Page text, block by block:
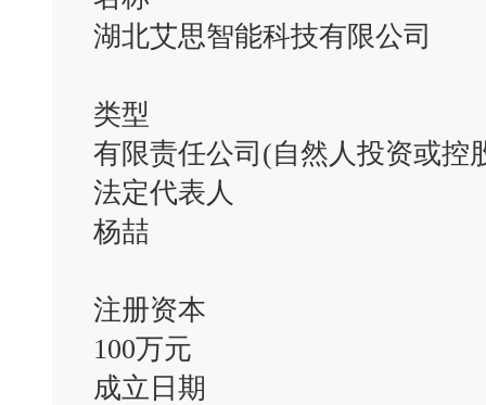
湖北艾思智能科技有限公司
类型
有限责任公司(自然人投资或控
法定代表人
杨喆
注册资本
100万元
成立日期